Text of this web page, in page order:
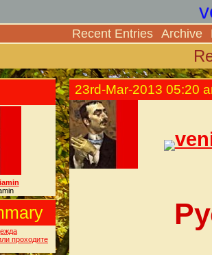
Recent Entries Archive
проходите
23rd-Mar-2013 05:20